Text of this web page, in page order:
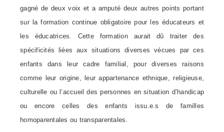
gagné de deux voix et a amputé deux autres points portant
sur la formation continue obligatoire pour les éducateurs et
les éducatrices. Cette formation aurait dû traiter des
spécificités liées aux situations diverses vécues par ces
enfants dans leur cadre familial, pour diverses raisons
comme leur origine, leur appartenance ethnique, religieuse,
culturelle ou l’accueil des personnes en situation d’handicap
ou encore celles des enfants issu.e.s de familles
homoparentales ou transparentales.